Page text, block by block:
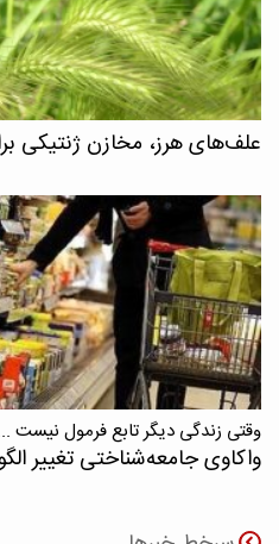
علف‌های هرز، مخازن ژنتیکی
وقتی زندگی دیگر تابع فرمول نیست
واکاوی جامعه‌شناختی تغییر